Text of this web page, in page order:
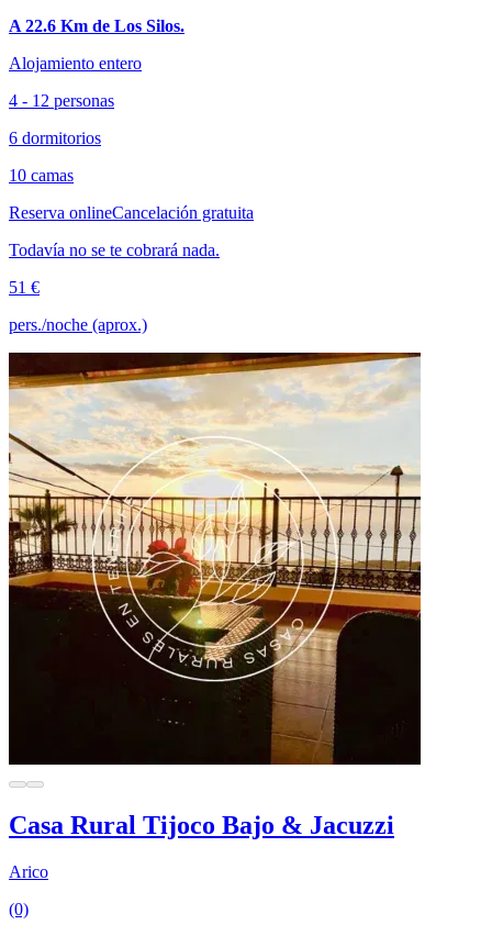
A 22.6 Km de Los Silos.
Alojamiento entero
4 - 12 personas
6 dormitorios
10 camas
Reserva onlineCancelación gratuita
Todavía no se te cobrará nada.
51 €
pers./noche (aprox.)
Casa Rural Tijoco Bajo & Jacuzzi
Arico
(0)